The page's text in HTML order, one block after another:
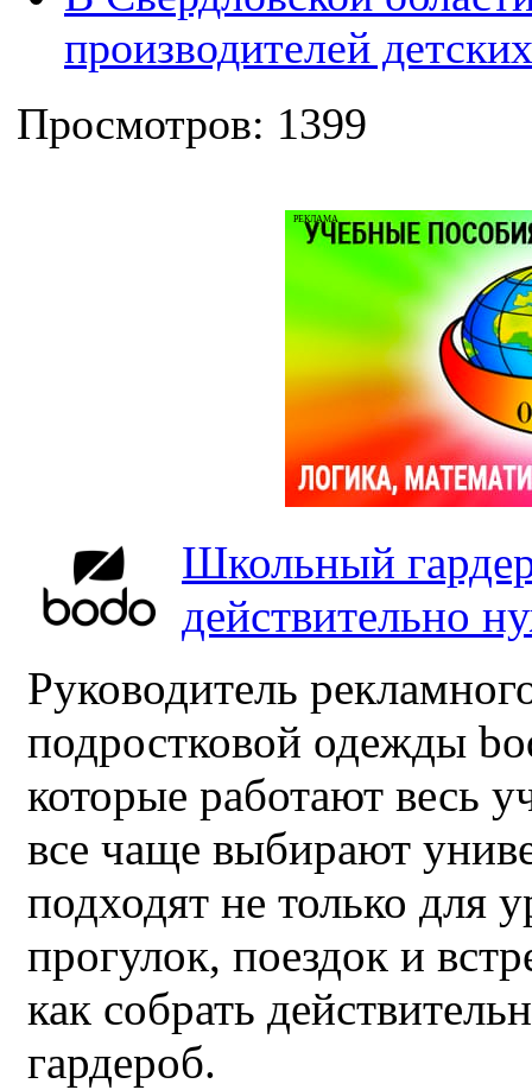
производителей
Просмотров: 1399
РЕКЛАМА
Школьный
действительно
Руководитель
подростковой одежды
которые работают весь
все чаще выбирают
подходят не только для
прогулок, поездок и
как собрать
гардероб.